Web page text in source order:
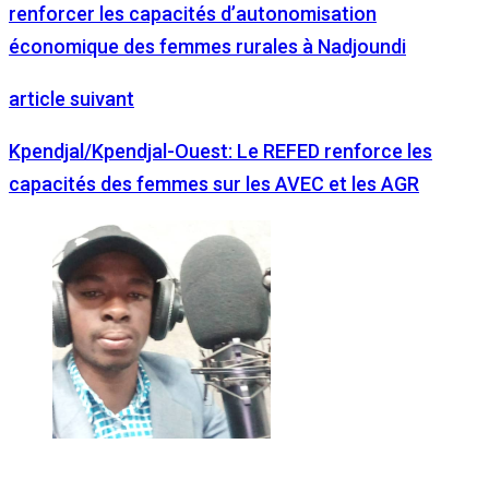
renforcer les capacités d’autonomisation
économique des femmes rurales à Nadjoundi
article suivant
Kpendjal/Kpendjal-Ouest: Le REFED renforce les
capacités des femmes sur les AVEC et les AGR